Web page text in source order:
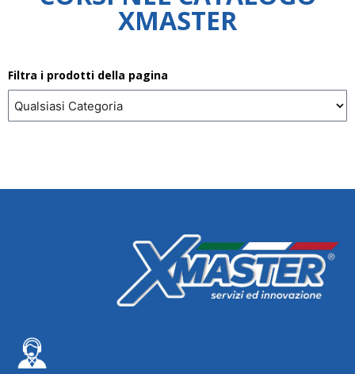
XMASTER
Filtra i prodotti della pagina